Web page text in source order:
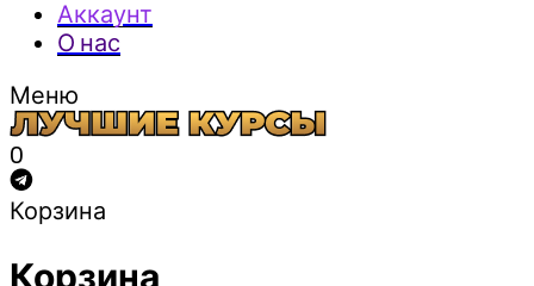
Аккаунт
О нас
Меню
0
Корзина
Корзина